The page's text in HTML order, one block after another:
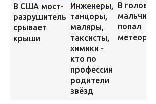
В США мост-
разрушитель
срывает
крыши
Инженеры,
танцоры,
маляры,
таксисты,
химики -
кто по
профессии
родители
звёзд
В голову
мальчика
попал
метеорит